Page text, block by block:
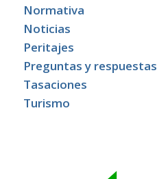
Normativa
Noticias
Peritajes
Preguntas y respuestas
Tasaciones
Turismo